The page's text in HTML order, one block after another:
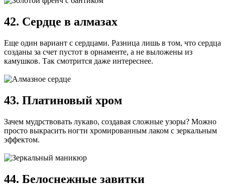
42. Сердце в алмазах
Еще один вариант с сердцами. Разница лишь в том, что сердца
созданы за счет пустот в орнаменте, а не выложены из
камушков. Так смотрится даже интереснее.
43. Платиновый хром
Зачем мудрствовать лукаво, создавая сложные узоры? Можно
просто выкрасить ногти хромированным лаком с зеркальным
эффектом.
44. Белоснежные завитки